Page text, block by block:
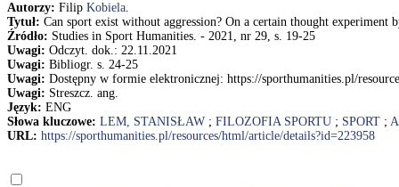
Autorzy: Filip Kobiela.
Tytuł: Can sport exist without aggression? On a certain thought
Źródło: Studies in Sport Humanities. - 2021, nr 29, s. 19-25
Uwagi: Odczyt. dok.: 22.11.2021
Uwagi: Bibliogr. s. 24-25
Uwagi: Dostępny w formie elektronicznej: https://sporthumanities.pl/
Uwagi: Streszcz. ang.
Język: ENG
Słowa kluczowe: LEM, STANISŁAW ; FILOZOFIA SPORTU ; SPORT ;
URL: https://sporthumanities.pl/resources/html/article/details?id=223958